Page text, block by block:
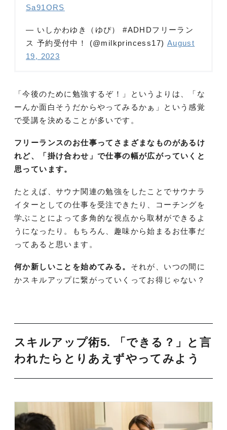
Sa91ORS
— いしかわゆき（ゆぴ） #ADHDフリーラン
ス 予約受付中！ (@milkprincess17) August
19, 2023
「今後のために勉強するぞ！」というよりは、「な
ーんか面白そうだからやってみるかぁ」という感覚
で受講を決めることが多いです。
フリーランスのお仕事ってさまざまなものがあるけ
れど、「掛け合わせ」で仕事の幅が広がっていくと
思っています。
たとえば、サウナ関連の勉強をしたことでサウナラ
イターとしての仕事を受注できたり、コーチングを
学ぶことによって多角的な視点から取材ができるよ
うになったり。もちろん、趣味から始まるお仕事だ
ってあると思います。
何か新しいことを始めてみる。 それが、いつの間に
かスキルアップに繋がっていくってお得じゃない？
スキルアップ術5. 「できる？」と言
われたらとりあえずやってみよう